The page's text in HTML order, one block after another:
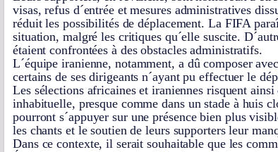
visas, refus d´entrée et mesures administratives
réduit les possibilités de déplacement. La FIFA
situation, malgré les critiques qu´elle suscite.
étaient confrontées à des obstacles administratifs.
L´équipe iranienne, notamment, a dû composer
certains de ses dirigeants n´ayant pu effectuer le
Les sélections africaines et iraniennes risquent ainsi
inhabituelle, presque comme dans un stade à huis
pourront s´appuyer sur une présence bien plus
les chants et le soutien de leurs supporters leur
Dans ce contexte, il serait souhaitable que les